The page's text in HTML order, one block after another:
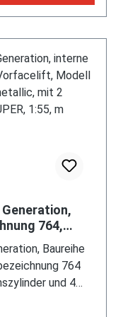
Lenkrades,
im
Wilsgaard,
mit
einstellbare
+
+ Schiebedach
Overdrive +
+
+
Generation,
764,
1986), hell-
Kopfstützen
m
Baureihe
764
und 4